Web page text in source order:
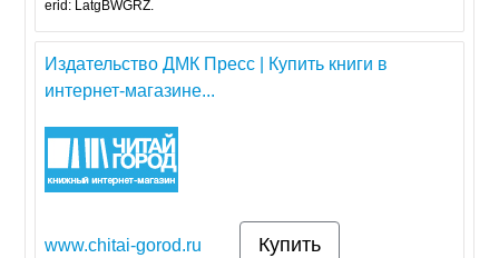
erid: LatgBWGRZ.
Издательство ДМК Пресс | Купить книги в
интернет-магазине...
www.chitai-gorod.ru Купить